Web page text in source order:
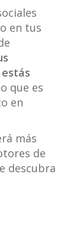
en tus
que es
en
más
de
descubra